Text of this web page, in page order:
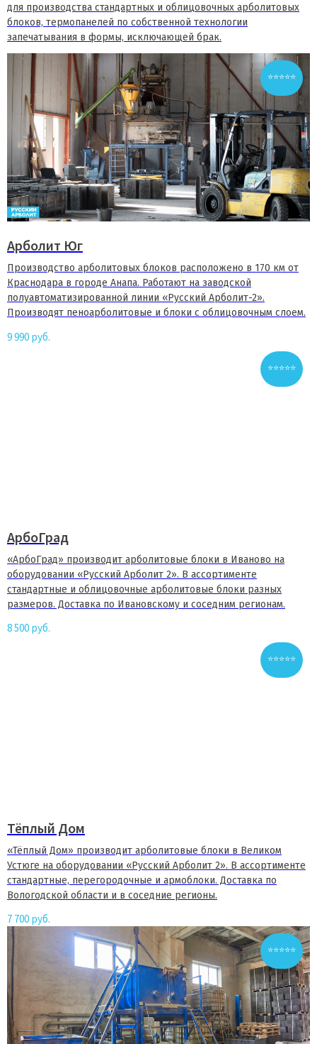
для производства стандартных и облицовочных арболитовых
блоков, термопанелей по собственной технологии
запечатывания в формы, исключающей брак.
⭐⭐⭐⭐⭐
Арболит Юг
Производство арболитовых блоков расположено в 170 км от
Краснодара в городе Анапа. Работают на заводской
полуавтоматизированной линии «Русский Арболит-2».
Производят пеноарболитовые и блоки с облицовочным слоем.
9 990 руб.
⭐⭐⭐⭐⭐
АрбоГрад
«АрбоГрад» производит арболитовые блоки в Иваново на
оборудовании «Русский Арболит 2». В ассортименте
стандартные и облицовочные арболитовые блоки разных
размеров. Доставка по Ивановскому и соседним регионам.
8 500 руб.
⭐⭐⭐⭐⭐
Тёплый Дом
«Тёплый Дом» производит арболитовые блоки в Великом
Устюге на оборудовании «Русский Арболит 2». В ассортименте
стандартные, перегородочные и армоблоки. Доставка по
Вологодской области и в соседние регионы.
7 700 руб.
⭐⭐⭐⭐⭐